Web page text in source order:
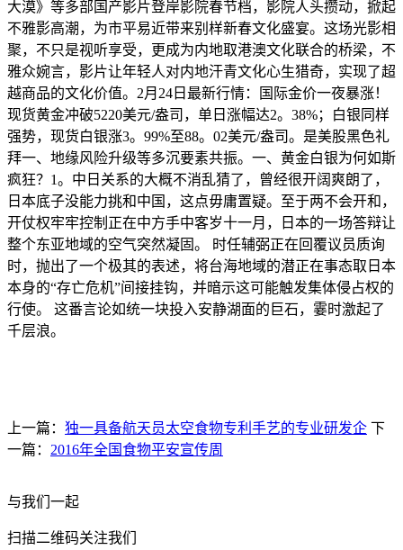
大漠》等多部国产影片登岸影院春节档，影院人头攒动，掀起
不雅影高潮，为市平易近带来别样新春文化盛宴。这场光影相
聚，不只是视听享受，更成为内地取港澳文化联合的桥梁，不
雅众婉言，影片让年轻人对内地汗青文化心生猎奇，实现了超
越商品的文化价值。2月24日最新行情：国际金价一夜暴涨！
现货黄金冲破5220美元/盎司，单日涨幅达2。38%；白银同样
强势，现货白银涨3。99%至88。02美元/盎司。是美股黑色礼
拜一、地缘风险升级等多沉要素共振。一、黄金白银为何如斯
疯狂？1。中日关系的大概不消乱猜了，曾经很开阔爽朗了，
日本底子没能力挑和中国，这点毋庸置疑。至于两不会开和，
开仗权牢牢控制正在中方手中客岁十一月，日本的一场答辩让
整个东亚地域的空气突然凝固。 时任辅弼正在回覆议员质询
时，抛出了一个极其的表述，将台海地域的潜正在事态取日本
本身的“存亡危机”间接挂钩，并暗示这可能触发集体侵占权的
行使。 这番言论如统一块投入安静湖面的巨石，霎时激起了
千层浪。
上一篇： 独一具备航天员太空食物专利手艺的专业研发企 下
一篇： 2016年全国食物平安宣传周
与我们一起
扫描二维码关注我们